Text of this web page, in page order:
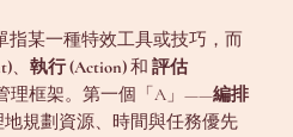
指某一種特效工具或技巧，而
、執行 (Action)和評估
理框架。第一個「A」——編排
地規劃資源、時間與任務優先